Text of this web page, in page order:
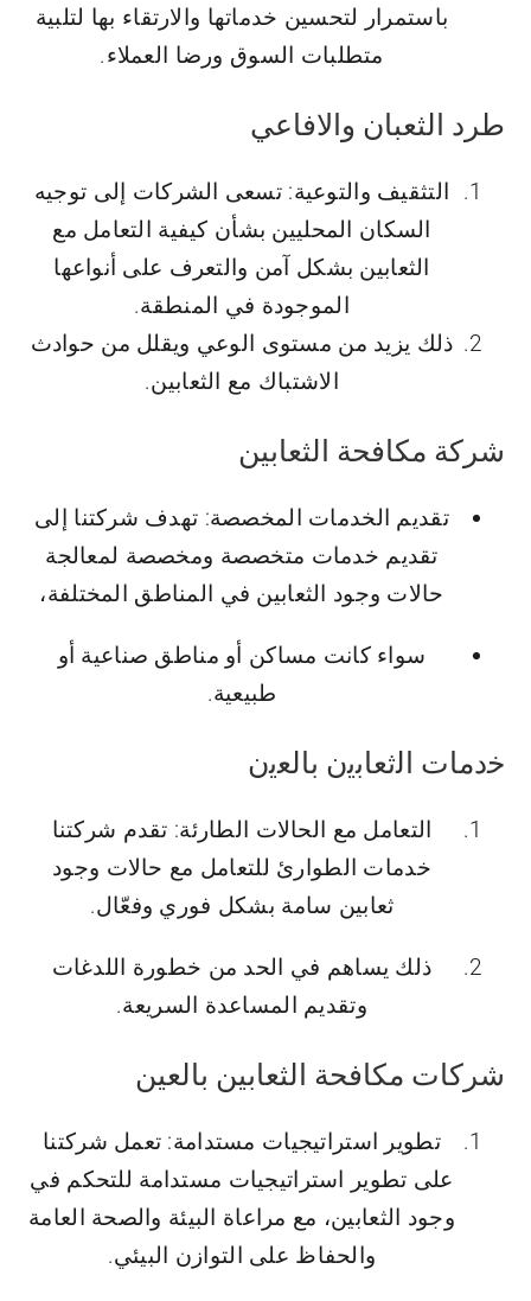
باستمرار لتحسين خدماتها والارتقاء بها لتلبية
متطلبات السوق ورضا العملاء.
طرد الثعبان والافاعي
التثقيف والتوعية: تسعى الشركات إلى توجيه
السكان المحليين بشأن كيفية التعامل مع
الثعابين بشكل آمن والتعرف على أنواعها
الموجودة في المنطقة.
ذلك يزيد من مستوى الوعي ويقلل من حوادث
الاشتباك مع الثعابين.
شركة مكافحة الثعابين
تقديم الخدمات المخصصة: تهدف شركتنا إلى
تقديم خدمات متخصصة ومخصصة لمعالجة
حالات وجود الثعابين في المناطق المختلفة،
سواء كانت مساكن أو مناطق صناعية أو
طبيعية.
ﺧدﻣﺎت اﻟﺛﻌﺎﺑﻳن ﺑﺎﻟﻌﻳن
التعامل مع الحالات الطارئة: تقدم شركتنا
خدمات الطوارئ للتعامل مع حالات وجود
ثعابين سامة بشكل فوري وفعّال.
ذلك يساهم في الحد من خطورة اللدغات
وتقديم المساعدة السريعة.
شركات مكافحة الثعابين بالعين
تطوير استراتيجيات مستدامة: تعمل شركتنا
على تطوير استراتيجيات مستدامة للتحكم في
وجود الثعابين، مع مراعاة البيئة والصحة العامة
والحفاظ على التوازن البيئي.